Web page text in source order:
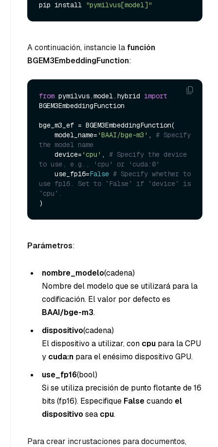
pip install "pymilvus[model]"
A continuación, instancie lafunción
BGEM3EmbeddingFunction:
from pymilvus.model.hybrid import
BGEM3EmbeddingFunction
bge_m3_ef = BGEM3EmbeddingFunction(
    model_name=
'BAAI/bge-m3' , # Specify
the model name
    device=
'cpu' , # Specify the device
to use, e.g., 'cpu' or 'cuda:0'
    use_fp16=
False # Specify whether to
use fp16. Set to `False` if `device` is
`cpu`.
Parámetros:
nombre_modelo(cadena)
Nombre del modelo que se utilizará para la
codificación. El valor por defecto es
BAAI/bge-m3.
dispositivo(cadena)
El dispositivo a utilizar, con cpu para la CPU
y cuda:n para el enésimo dispositivo GPU.
use_fp16(bool)
Si se utiliza precisión de punto flotante de 16
bits (fp16). Especifique Falsecuando el
dispositivosea cpu.
Para crear incrustaciones para documentos,